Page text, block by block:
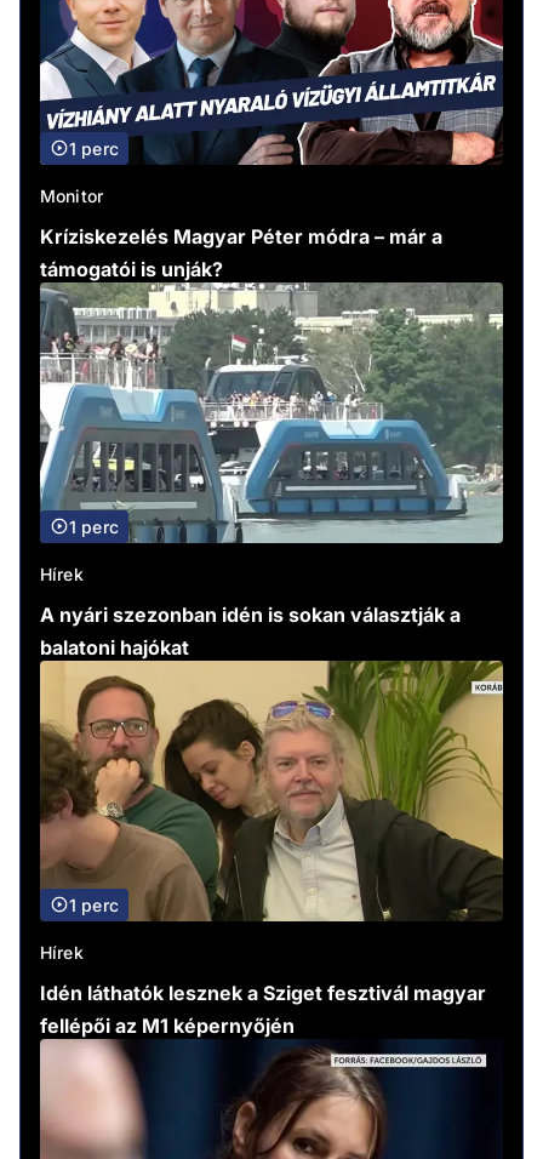
1 perc
Monitor
Kríziskezelés Magyar Péter módra – már a
támogatói is unják?
1 perc
Hírek
A nyári szezonban idén is sokan választják a
balatoni hajókat
1 perc
Hírek
Idén láthatók lesznek a Sziget fesztivál magyar
fellépői az M1 képernyőjén